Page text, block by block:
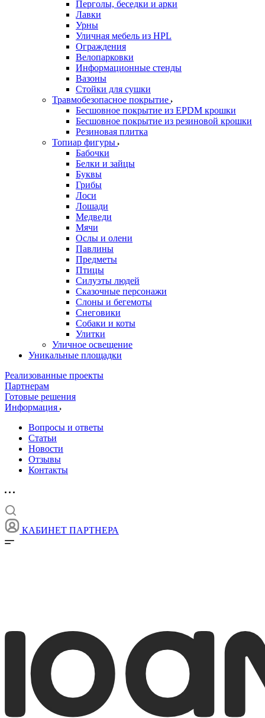
Перголы, беседки и арки
Лавки
Урны
Уличная мебель из HPL
Ограждения
Велопарковки
Информационные стенды
Вазоны
Стойки для сушки
Травмобезопасное покрытие
Бесшовное покрытие из EPDM крошки
Бесшовное покрытие из резиновой крошки
Резиновая плитка
Топиар фигуры
Бабочки
Белки и зайцы
Буквы
Грибы
Лоси
Лошади
Медведи
Мячи
Ослы и олени
Павлины
Предметы
Птицы
Силуэты людей
Сказочные персонажи
Слоны и бегемоты
Снеговики
Собаки и коты
Улитки
Уличное освещение
Уникальные площадки
Реализованные проекты
Партнерам
Готовые решения
Информация
Вопросы и ответы
Статьи
Новости
Отзывы
Контакты
КАБИНЕТ ПАРТНЕРА